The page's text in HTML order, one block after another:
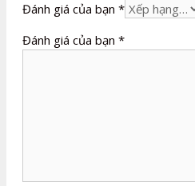
Đánh giá của bạn *
Đánh giá của bạn *